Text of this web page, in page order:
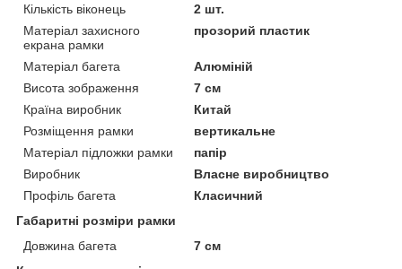
Кількість віконець
2 шт.
Матеріал захисного
екрана рамки
прозорий пластик
Матеріал багета
Алюміній
Висота зображення
7 см
Країна виробник
Китай
Розміщення рамки
вертикальне
Матеріал підложки рамки
папір
Виробник
Власне виробництво
Профіль багета
Класичний
Габаритні розміри рамки
Довжина багета
7 см